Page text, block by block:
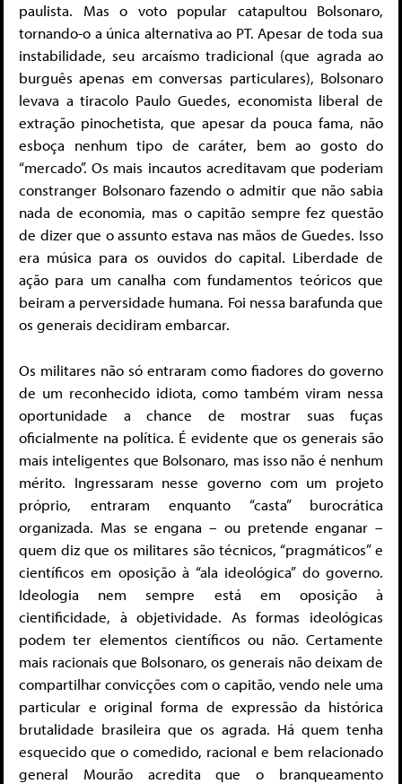
paulista. Mas o voto popular catapultou Bolsonaro,
tornando-o a única alternativa ao PT. Apesar de toda sua
instabilidade, seu arcaísmo tradicional (que agrada ao
burguês apenas em conversas particulares), Bolsonaro
levava a tiracolo Paulo Guedes, economista liberal de
extração pinochetista, que apesar da pouca fama, não
esboça nenhum tipo de caráter, bem ao gosto do
“mercado”. Os mais incautos acreditavam que poderiam
constranger Bolsonaro fazendo o admitir que não sabia
nada de economia, mas o capitão sempre fez questão
de dizer que o assunto estava nas mãos de Guedes. Isso
era música para os ouvidos do capital. Liberdade de
ação para um canalha com fundamentos teóricos que
beiram a perversidade humana. Foi nessa barafunda que
os generais decidiram embarcar.
Os militares não só entraram como fiadores do governo
de um reconhecido idiota, como também viram nessa
oportunidade a chance de mostrar suas fuças
oficialmente na política. É evidente que os generais são
mais inteligentes que Bolsonaro, mas isso não é nenhum
mérito. Ingressaram nesse governo com um projeto
próprio, entraram enquanto “casta” burocrática
organizada. Mas se engana – ou pretende enganar –
quem diz que os militares são técnicos, “pragmáticos” e
científicos em oposição à “ala ideológica” do governo.
Ideologia nem sempre está em oposição à
cientificidade, à objetividade. As formas ideológicas
podem ter elementos científicos ou não. Certamente
mais racionais que Bolsonaro, os generais não deixam de
compartilhar convicções com o capitão, vendo nele uma
particular e original forma de expressão da histórica
brutalidade brasileira que os agrada. Há quem tenha
esquecido que o comedido, racional e bem relacionado
general Mourão acredita que o branqueamento